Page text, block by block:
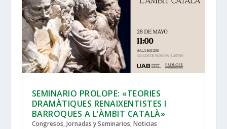
SEMINARIO PROLOPE: «TEORIES
DRAMÀTIQUES RENAIXENTISTES I
BARROQUES A L’ÀMBIT CATALÀ»
Congresos, Jornadas y Seminarios, Noticias